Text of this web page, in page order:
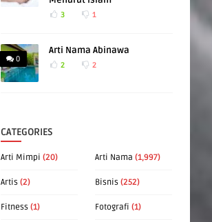
3 1
0
Arti Nama Abinawa
2 2
CATEGORIES
Arti Mimpi (20) Arti Nama (1,997)
Artis (2) Bisnis (252)
Fitness (1) Fotografi (1)